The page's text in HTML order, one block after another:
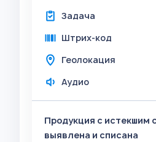
Задача
Штрих-код
Геолокация
Аудио
Продукция с истекшим
выявлена и списана